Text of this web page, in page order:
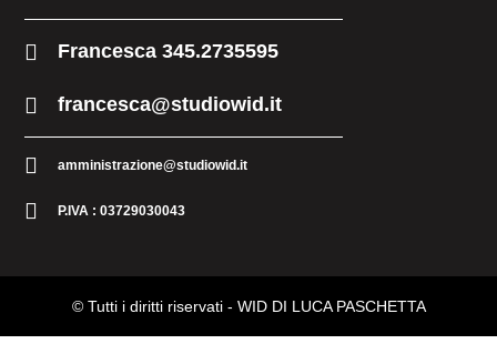
Francesca 345.2735595
francesca@studiowid.it
amministrazione@studiowid.it
P.IVA : 03729030043
© Tutti i diritti riservati - WID DI LUCA PASCHETTA